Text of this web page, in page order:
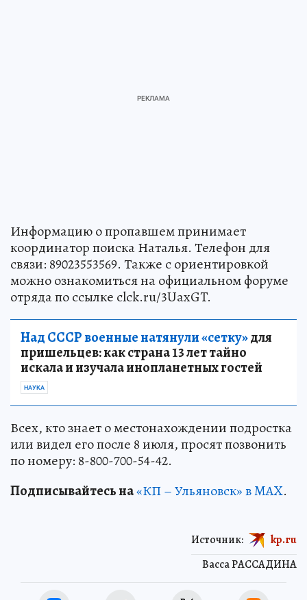
Информацию о пропавшем принимает
координатор поиска Наталья. Телефон для
связи: 89023553569. Также с ориентировкой
можно ознакомиться на официальном форуме
отряда по ссылке clck.ru/3UaxGT.
Над СССР военные натянули «сетку»для
пришельцев: как страна 13 лет тайно
искала и изучала инопланетных гостей
НАУКА
Всех, кто знает о местонахождении подростка
или видел его после 8 июля, просят позвонить
по номеру: 8-800-700-54-42.
Подписывайтесь на«КП – Ульяновск» в MAX.
Васса РАССАДИНА
Источник: kp.ru